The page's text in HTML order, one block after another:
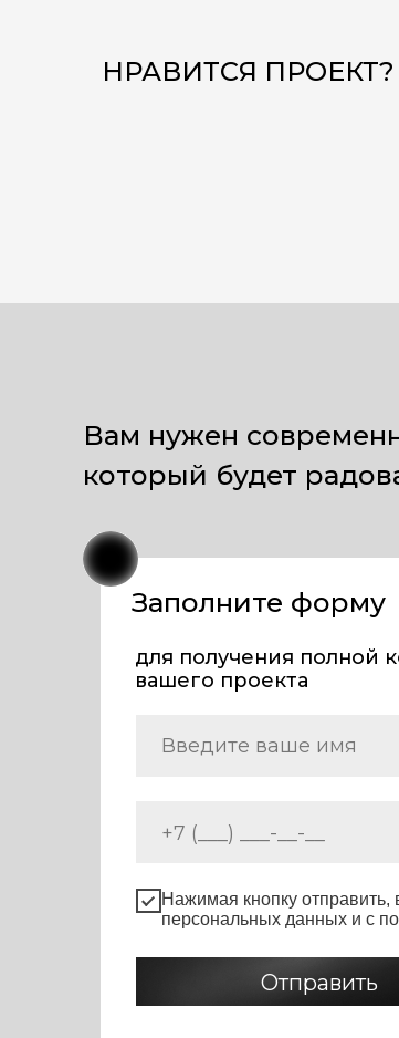
НРАВИТСЯ
Вам нужен
Отправить
Нажимая кнопку отправить, вы
персональных данных и с
ДОМ
ИП Несмеянова Юлия Александровна